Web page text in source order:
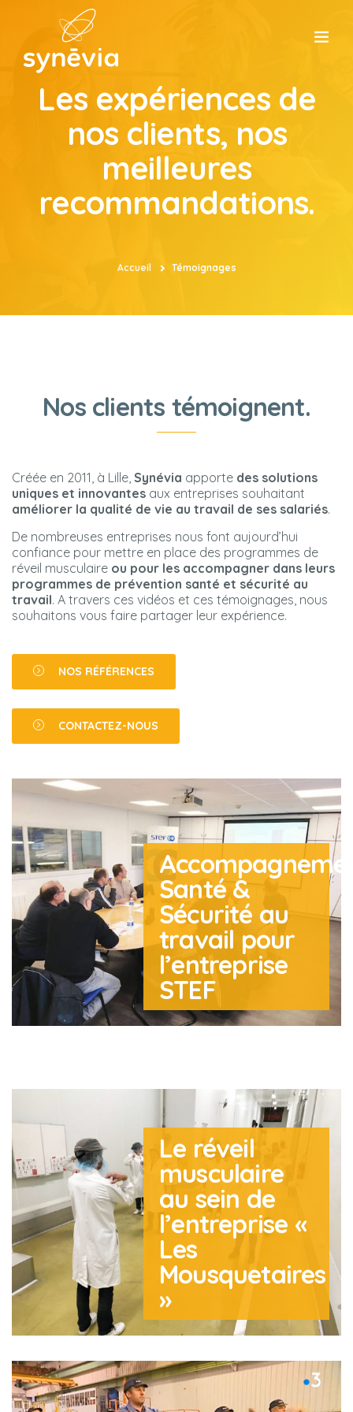
ACCUEIL
CONSEIL
FORMATION
MUSCULAIRE
Les expériences de
nos clients, nos
meilleures
recommandations.
Accueil Témoignages
Nos clients témoignent.
Créée en 2011, à Lille, Synévia apporte des solutions
uniques et innovantes aux entreprises souhaitant
améliorer la qualité de vie au travail de ses salariés.
De nombreuses entreprises nous font aujourd’hui
confiance pour mettre en place des programmes de
réveil musculaire ou pour les accompagner dans leurs
programmes de prévention santé et sécurité au
travail. A travers ces vidéos et ces témoignages, nous
souhaitons vous faire partager leur expérience.
NOS RÉFÉRENCES
CONTACTEZ-NOUS
Santé &
Sécurité au
travail pour
l’entreprise
STEF
Le réveil
musculaire
au sein de
l’entreprise «
Les
Mousquetaires
»